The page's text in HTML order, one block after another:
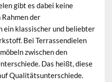
gibt es dabei keine
der
ein klassischer und beliebter
Bei Terrassendielen
zwischen den
Das heißt, diese
Qualitätsunterschiede.